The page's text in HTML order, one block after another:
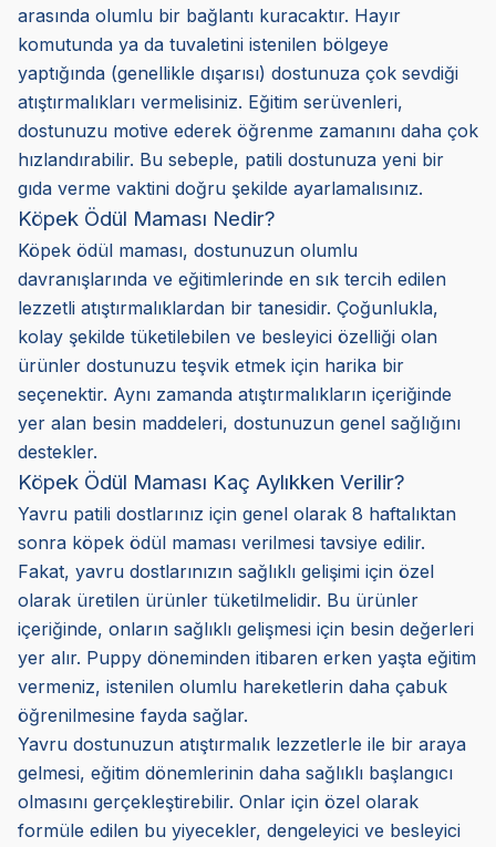
arasında olumlu bir bağlantı kuracaktır. Hayır
komutunda ya da tuvaletini istenilen bölgeye
yaptığında (genellikle dışarısı) dostunuza çok sevdiği
atıştırmalıkları vermelisiniz. Eğitim serüvenleri,
dostunuzu motive ederek öğrenme zamanını daha çok
hızlandırabilir. Bu sebeple, patili dostunuza yeni bir
gıda verme vaktini doğru şekilde ayarlamalısınız.
Köpek Ödül Maması Nedir?
Köpek ödül maması, dostunuzun olumlu
davranışlarında ve eğitimlerinde en sık tercih edilen
lezzetli atıştırmalıklardan bir tanesidir. Çoğunlukla,
kolay şekilde tüketilebilen ve besleyici özelliği olan
ürünler dostunuzu teşvik etmek için harika bir
seçenektir. Aynı zamanda atıştırmalıkların içeriğinde
yer alan besin maddeleri, dostunuzun genel sağlığını
destekler.
Köpek Ödül Maması Kaç Aylıkken Verilir?
Yavru patili dostlarınız için genel olarak 8 haftalıktan
sonra köpek ödül maması verilmesi tavsiye edilir.
Fakat, yavru dostlarınızın sağlıklı gelişimi için özel
olarak üretilen ürünler tüketilmelidir. Bu ürünler
içeriğinde, onların sağlıklı gelişmesi için besin değerleri
yer alır. Puppy döneminden itibaren erken yaşta eğitim
vermeniz, istenilen olumlu hareketlerin daha çabuk
öğrenilmesine fayda sağlar.
Yavru dostunuzun atıştırmalık lezzetlerle ile bir araya
gelmesi, eğitim dönemlerinin daha sağlıklı başlangıcı
olmasını gerçekleştirebilir. Onlar için özel olarak
formüle edilen bu yiyecekler, dengeleyici ve besleyici